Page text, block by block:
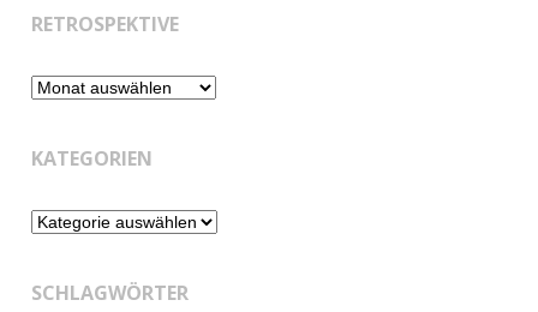
RETROSPEKTIVE
Retrospektive
KATEGORIEN
Kategorien
SCHLAGWÖRTER